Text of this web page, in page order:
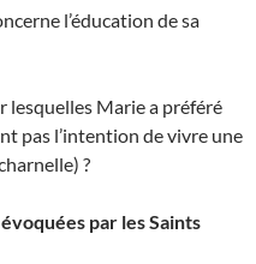
l’éducation de sa
lesquelles Marie a préféré
pas l’intention de vivre une
?
par les Saints